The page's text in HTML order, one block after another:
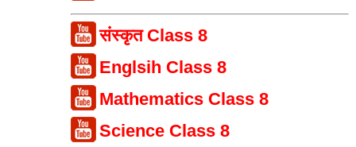
संस्कृत Class 8
Englsih Class 8
Mathematics Class 8
Science Class 8